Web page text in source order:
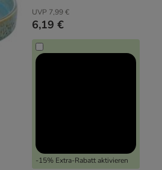
UVP 7,99 €
6,19 €
-15% Extra-Rabatt aktivieren